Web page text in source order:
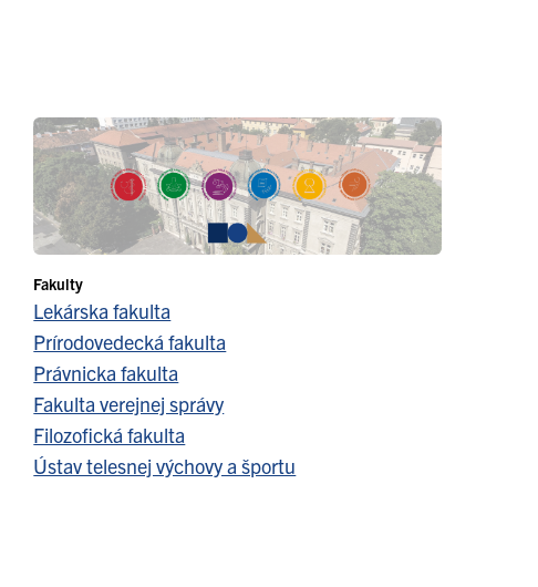
Fakulty
Lekárska fakulta
Prírodovedecká fakulta
Právnicka fakulta
Fakulta verejnej správy
Filozofická fakulta
Ústav telesnej výchovy a športu